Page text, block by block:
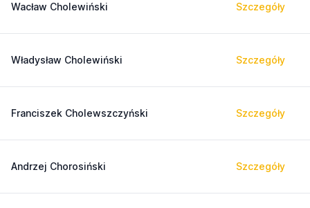
Wacław Cholewiński Szczegóły
Władysław Cholewiński Szczegóły
Franciszek Cholewszczyński Szczegóły
Andrzej Chorosiński Szczegóły